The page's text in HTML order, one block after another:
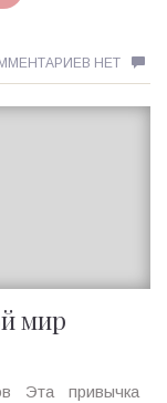
НЕТ
мир
Эта привычка